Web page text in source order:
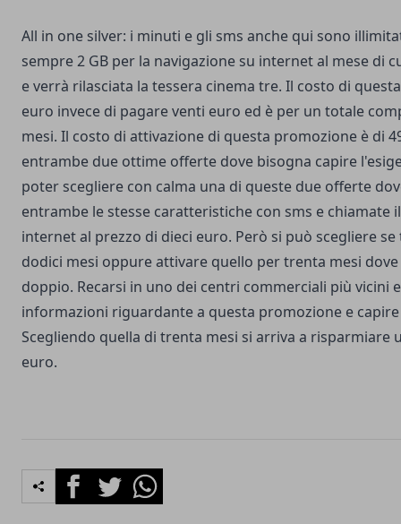
All in one silver: i minuti e gli sms anche qui sono
sempre 2 GB per la navigazione su internet al mese di
e verrà rilasciata la tessera cinema tre. Il costo di
euro invece di pagare venti euro ed è per un totale
mesi. Il costo di attivazione di questa promozione è di
entrambe due ottime offerte dove bisogna capire
poter scegliere con calma una di queste due offerte
entrambe le stesse caratteristiche con sms e chiamate
internet al prezzo di dieci euro. Però si può scegliere
dodici mesi oppure attivare quello per trenta mesi
doppio. Recarsi in uno dei centri commerciali più vicini
informazioni riguardante a questa promozione e
Scegliendo quella di trenta mesi si arriva a risparmiare
euro.
FacebookTwitterWhatsapp